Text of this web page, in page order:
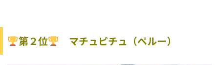
第２位 マチュピチュ（ペルー）